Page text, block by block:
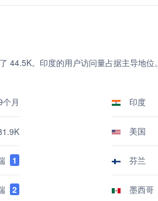
44.5K。印度的用户访问量占据主导地位。
月
1
2
印度
美国
芬兰
墨西哥